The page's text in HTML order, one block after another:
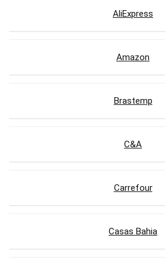
AliExpress
Amazon
Brastemp
C&A
Carrefour
Casas Bahia